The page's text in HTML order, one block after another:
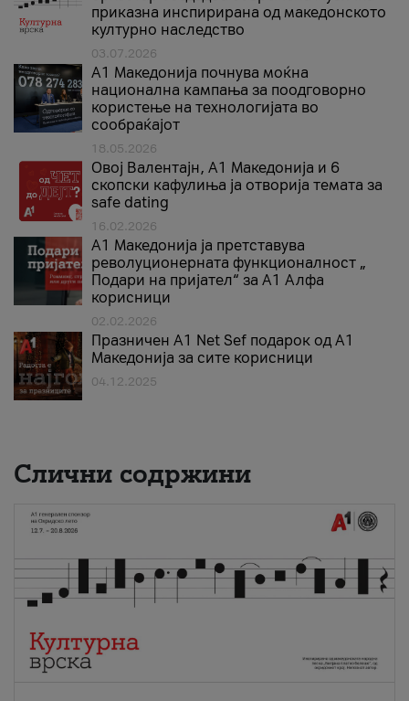
приказна инспирирана од македонското
културно наследство
03.07.2026
A1 Македонија почнува моќна
национална кампања за поодговорно
користење на технологијата во
сообраќајот
18.05.2026
Овој Валентајн, A1 Македонија и 6
скопски кафулиња ја отворија темата за
safe dating
16.02.2026
А1 Македонија ја претставува
револуционерната функционалност „
Подари на пријател“ за А1 Алфа
корисници
02.02.2026
Празничен A1 Net Sеf подарок од А1
Македонија за сите корисници
04.12.2025
Слични содржини